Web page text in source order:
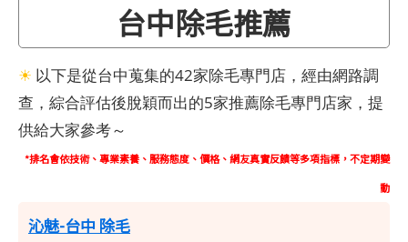
台中除毛推薦
☀ 以下是從台中蒐集的42家除毛專門店，經由網路調
查，綜合評估後脫穎而出的5家推薦除毛專門店家，提
供給大家參考～
*排名會依技術、專業素養、服務態度、價格、網友真實反饋等多項指標，不定期變
動
沁魅-台中 除毛